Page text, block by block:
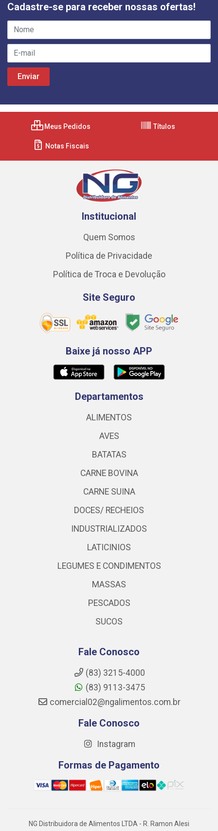
Cadastre-se para receber nossas ofertas!
Meus Pedidos Títulos
Notas Fiscais
Institucional
Quem Somos
Política de Privacidade
Política de Troca e Devolução
Site Seguro
Baixe já nosso APP
Departamentos
ALIMENTOS
AVES
BATATAS
CARNE BOVINA
CARNE SUINA
DOCES/ RECHEIOS
INDUSTRIALIZADOS
LATICINIOS
LEGUMES E CONDIMENTOS
MASSAS
PESCADOS
SUCOS
Fale Conosco
(83) 3215-4000
(83) 9113-3475
comercial02@ngalimentos.com.br
Fale Conosco
Instagram
Formas de Pagamento
NG Distribuidora de Alimentos LTDA - R. Ramon Alesi